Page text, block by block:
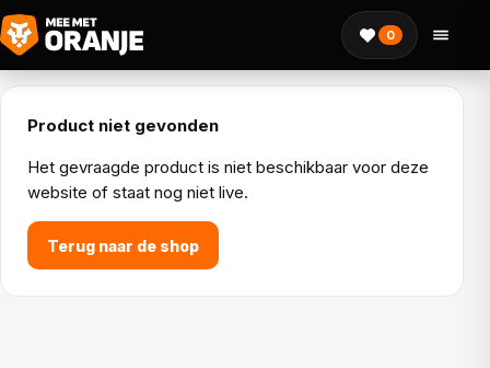
0
Product niet gevonden
Het gevraagde product is niet beschikbaar voor deze
website of staat nog niet live.
Terug naar de shop